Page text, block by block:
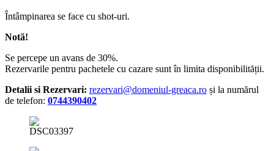
Întâmpinarea se face cu shot-uri.
Notă!
Se percepe un avans de 30%.
Rezervarile pentru pachetele cu cazare sunt în limita disponibilității.
Detalii si Rezervari: rezervari@domeniul-greaca.ro și la numărul
de telefon: 0744390402